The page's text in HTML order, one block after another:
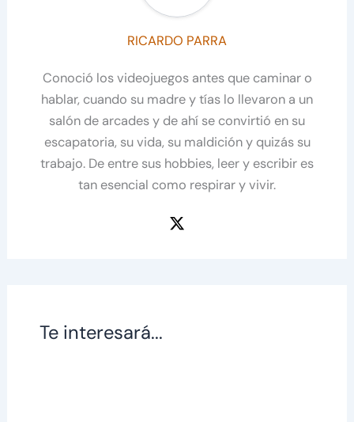
RICARDO PARRA
Conoció los videojuegos antes que caminar o
hablar, cuando su madre y tías lo llevaron a un
salón de arcades y de ahí se convirtió en su
escapatoria, su vida, su maldición y quizás su
trabajo. De entre sus hobbies, leer y escribir es
tan esencial como respirar y vivir.
Te interesará...